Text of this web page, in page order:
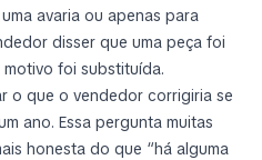
avaria ou apenas para
disser que uma peça foi
foi substituída.
o que o vendedor corrigiria se
ano. Essa pergunta muitas
honesta do que “há alguma